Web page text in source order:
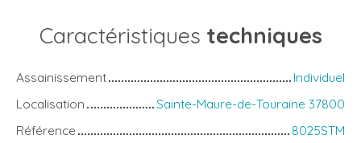
Caractéristiques techniques
Assainissement
Individuel
Localisation
Sainte-Maure-de-Touraine 37800
Référence
8025STM